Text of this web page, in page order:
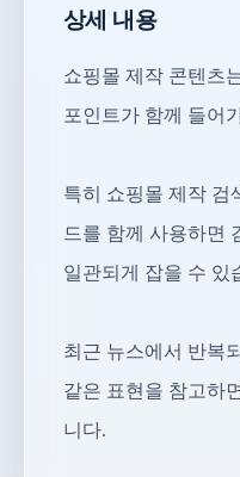
상세 내용
쇼핑몰 제작 콘텐츠
포인트가 함께 들어
특히 쇼핑몰 제작 검
드를 함께 사용하면
일관되게 잡을 수 있
최근 뉴스에서 반복
같은 표현을 참고하
니다.